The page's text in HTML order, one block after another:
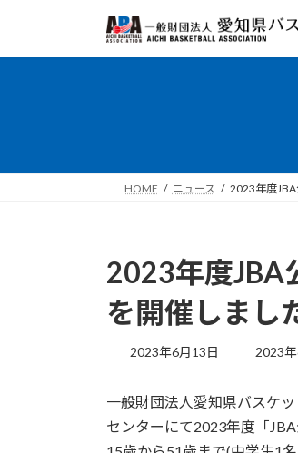
テ
ゲ
HOME ニュース 2023年度JBA
2023年度JBA
を開催しまし
2023年6月13日
最
新
日
2023
一般財団法人愛知県バスケ
センターにて2023年度「